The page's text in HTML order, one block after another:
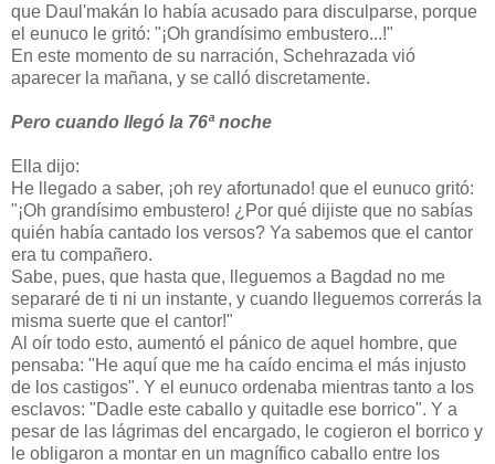
que Daul'makán lo había acusado para disculparse, porque
el eunuco le gritó: "¡Oh grandísimo embustero...!"
En este momento de su narración, Schehrazada vió
aparecer la mañana, y se calló discretamente.
Pero cuando llegó la 76ª noche
Ella dijo:
He llegado a saber, ¡oh rey afortunado! que el eunuco gritó:
"¡Oh grandísimo embustero! ¿Por qué dijiste que no sabías
quién había cantado los versos? Ya sabemos que el cantor
era tu compañero.
Sabe, pues, que hasta que, lleguemos a Bagdad no me
separaré de ti ni un instante, y cuando lleguemos correrás la
misma suerte que el cantor!"
Al oír todo esto, aumentó el pánico de aquel hombre, que
pensaba: "He aquí que me ha caído encima el más injusto
de los castigos". Y el eunuco ordenaba mientras tanto a los
esclavos: "Dadle este caballo y quitadle ese borrico". Y a
pesar de las lágrimas del encargado, le cogieron el borrico y
le obligaron a montar en un magnífico caballo entre los